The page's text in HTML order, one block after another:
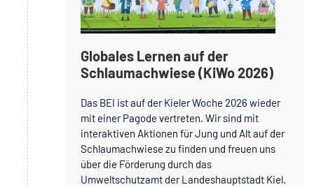
Globales Lernen auf der
Schlaumachwiese (KiWo 2026)
Das BEI ist auf der Kieler Woche 2026 wieder
mit einer Pagode vertreten. Wir sind mit
interaktiven Aktionen für Jung und Alt auf der
Schlaumachwiese zu finden und freuen uns
über die Förderung durch das
Umweltschutzamt der Landeshauptstadt Kiel.